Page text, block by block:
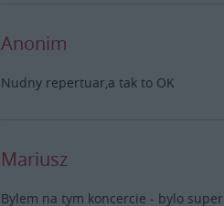
Anonim
Nudny repertuar,a tak to OK
Mariusz
Bylem na tym koncercie - bylo super.